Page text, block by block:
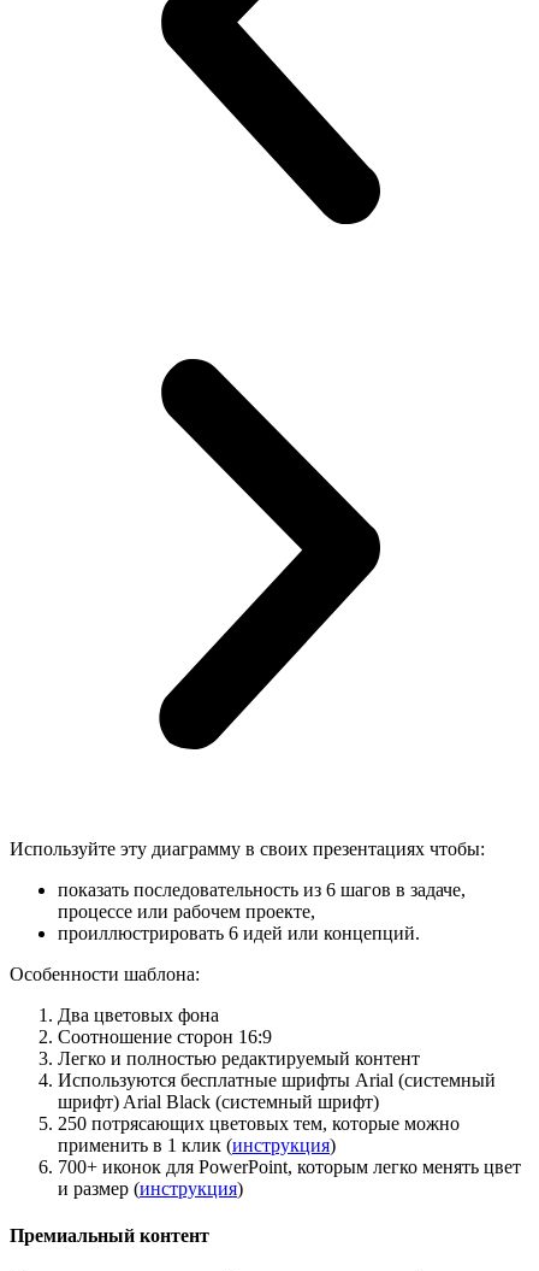
Используйте эту диаграмму в своих презентациях чтобы:
показать последовательность из 6 шагов в задаче,
процессе или рабочем проекте,
проиллюстрировать 6 идей или концепций.
Особенности шаблона:
Два цветовых фона
Соотношение сторон 16:9
Легко и полностью редактируемый контент
Используются бесплатные шрифты Arial (системный
шрифт) Arial Black (системный шрифт)
250 потрясающих цветовых тем, которые можно
применить в 1 клик (инструкция)
700+ иконок для PowerPoint, которым легко менять цвет
и размер (инструкция)
Премиальный контент